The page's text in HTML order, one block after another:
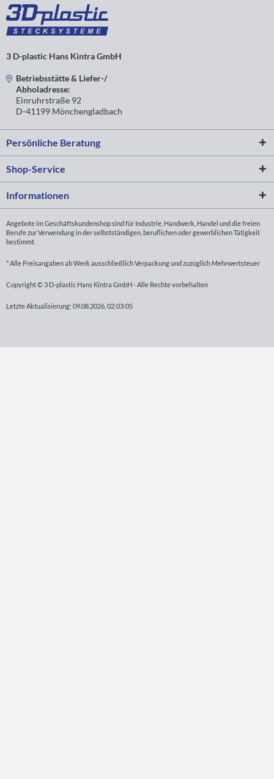
3 D-plastic Hans Kintra GmbH
Betriebsstätte & Liefer-/
Abholadresse:
Einruhrstraße 92
D-41199 Mönchengladbach
Persönliche Beratung
Shop-Service
Informationen
Angebote im Geschäftskundenshop sind für Industrie, Handwerk, Handel und die freien
Berufe zur Verwendung in der selbstständigen, beruflichen oder gewerblichen Tätigkeit
bestimmt.
* Alle Preisangaben ab Werk ausschließlich Verpackung und zuzüglich Mehrwertsteuer
Copyright © 3 D-plastic Hans Kintra GmbH - Alle Rechte vorbehalten
Letzte Aktualisierung: 09.08.2026, 02:03:05